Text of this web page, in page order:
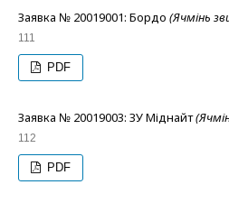
Заявка № 20019001: Бордо (Ячмінь
111
PDF
Заявка № 20019003: ЗУ Міднайт
112
PDF